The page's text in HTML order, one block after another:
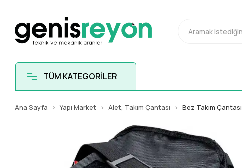
TÜM KATEGORİLER
Ana Sayfa Yapı Market Alet, Takım Çantası Bez Takım Çantası